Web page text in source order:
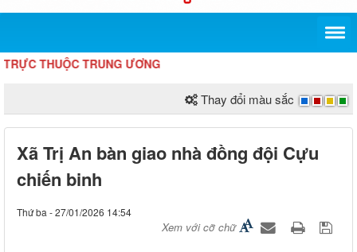
TRUNG ƯƠNG
Thay đổi màu sắc
Xã Trị An bàn giao nhà đồng đội Cựu
chiến binh
Thứ ba - 27/01/2026 14:54
Xem với cỡ chữ